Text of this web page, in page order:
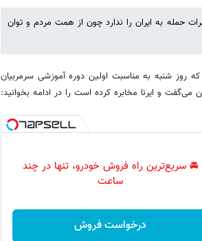
حمله به ایران را ندارد چون از همت مردم و توان
شنبه به مناسبت اولین دوره آموزشی سرمربیان
و ایرنا مخابره کرده است را در ادامه بخوانید:
🚘 سریع‌ترین راه فروش خودرو، تنها در چند
ساعت
درخواست فروش